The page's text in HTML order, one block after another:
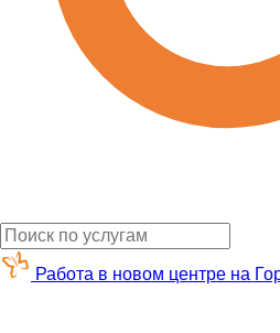
Работа в новом центре на